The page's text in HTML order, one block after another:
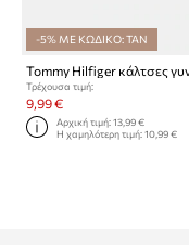
-5% ΜΕ ΚΩΔΙΚΟ: TAN
Τρέχουσα τιμή:
9,99 €
Αρχική τιμή:13,99 €
Η χαμηλότερη τιμή:10,99 €